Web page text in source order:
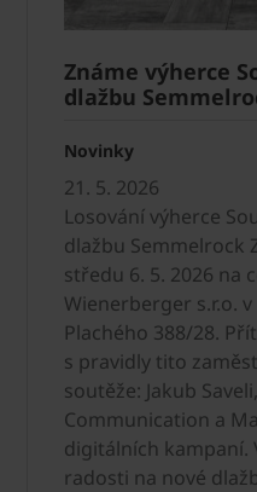
Známe výherce
dlažbu
Novinky
21. 5. 2026
Losování výherce
dlažbu Semmelrock
středu 6. 5. 2026 na
Wienerberger s.r.o.
Plachého 388/28.
s pravidly tito
soutěže: Jakub
Communication a
digitálních kampaní.
radosti na nové